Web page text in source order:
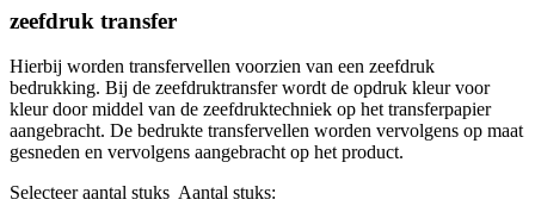
zeefdruk transfer
Hierbij worden transfervellen voorzien van een zeefdruk
bedrukking. Bij de zeefdruktransfer wordt de opdruk kleur voor
kleur door middel van de zeefdruktechniek op het transferpapier
aangebracht. De bedrukte transfervellen worden vervolgens op maat
gesneden en vervolgens aangebracht op het product.
Selecteer aantal stuks Aantal stuks: